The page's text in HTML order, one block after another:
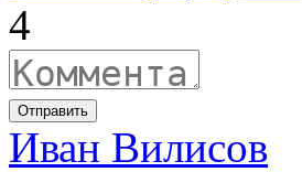
4
Отправить
Иван Вилисов